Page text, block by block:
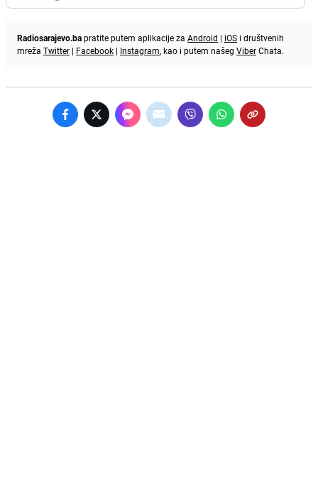
Radiosarajevo.bapratite putem aplikacije za Android | iOS i društvenih
mreža Twitter | Facebook | Instagram, kao i putem našeg ViberChata.